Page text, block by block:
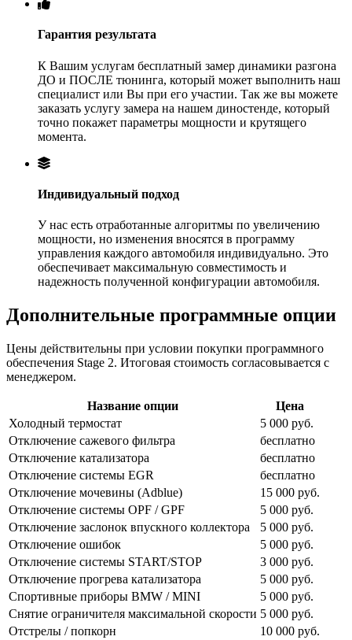
Гарантия результата
К Вашим услугам бесплатный замер динамики разгона
ДО и ПОСЛЕ тюнинга, который может выполнить наш
специалист или Вы при его участии. Так же вы можете
заказать услугу замера на нашем диностенде, который
точно покажет параметры мощности и крутящего
момента.
Индивидуальный подход
У нас есть отработанные алгоритмы по увеличению
мощности, но изменения вносятся в программу
управления каждого автомобиля индивидуально. Это
обеспечивает максимальную совместимость и
надежность полученной конфигурации автомобиля.
Дополнительные программные опции
Цены действительны при условии покупки программного
обеспечения Stage 2. Итоговая стоимость согласовывается с
менеджером.
Название опции
Цена
Холодный термостат
5 000 руб.
Отключение сажевого фильтра
бесплатно
Отключение катализатора
бесплатно
Отключение системы EGR
бесплатно
Отключение мочевины (Adblue)
15 000 руб.
Отключение системы OPF / GPF
5 000 руб.
Отключение заслонок впускного коллектора
5 000 руб.
Отключение ошибок
5 000 руб.
Отключение системы START/STOP
3 000 руб.
Отключение прогрева катализатора
5 000 руб.
Спортивные приборы BMW / MINI
5 000 руб.
Снятие ограничителя максимальной скорости 5 000 руб.
Отстрелы / попкорн
10 000 руб.